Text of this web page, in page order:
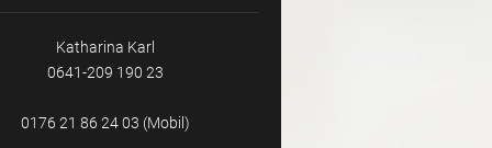
Katharina Karl
0641-209 190 23
0176 21 86 24 03 (Mobil)